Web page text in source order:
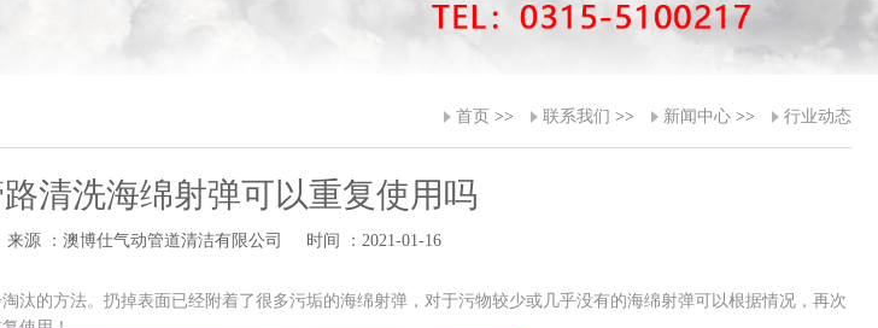
首页 >> 联系我们 >> 新闻中心 >> 行业动态
清洗海绵射弹可以重复使用吗
来源 ：澳博仕气动管道清洁有限公司 时间 ：2021-01-16
汰的方法。扔掉表面已经附着了很多污垢的海绵射弹，对于污物较少或几乎没有的海绵射弹可以根据情况，再次